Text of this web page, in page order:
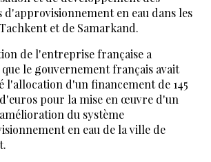
d'approvisionnement en eau dans les
et de Samarkand.
de l'entreprise française a
le gouvernement français avait
l'allocation d'un financement de 145
pour la mise en œuvre d'un
du système
en eau de la ville de